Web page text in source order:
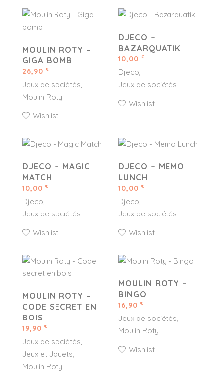
MOULIN ROTY –
GIGA BOMB
26,90 €
Jeux de sociétés
Moulin Roty
Wishlist
DJECO –
BAZARQUATIK
10,00 €
Djeco
Jeux de sociétés
Wishlist
DJECO – MAGIC
MATCH
10,00 €
Djeco
Jeux de sociétés
Wishlist
DJECO – MEMO
LUNCH
10,00 €
Djeco
Jeux de sociétés
Wishlist
MOULIN ROTY –
CODE SECRET EN
BOIS
19,90 €
Jeux de sociétés
Jeux et Jouets
Moulin Roty
MOULIN ROTY –
BINGO
16,90 €
Jeux de sociétés
Moulin Roty
Wishlist